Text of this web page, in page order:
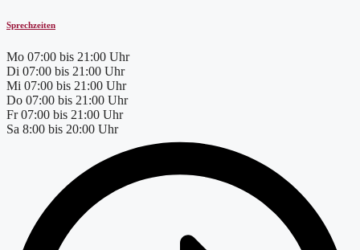
Sprechzeiten
Mo 07:00 bis 21:00 Uhr
Di 07:00 bis 21:00 Uhr
Mi 07:00 bis 21:00 Uhr
Do 07:00 bis 21:00 Uhr
Fr 07:00 bis 21:00 Uhr
Sa 8:00 bis 20:00 Uhr